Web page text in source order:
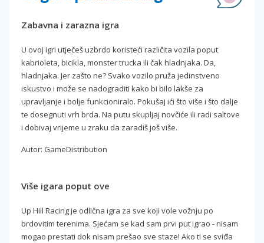
Zabavna i zarazna igra
U ovoj igri utječeš uzbrdo koristeći različita vozila poput
kabrioleta, bicikla, monster trucka ili čak hladnjaka. Da,
hladnjaka. Jer zašto ne? Svako vozilo pruža jedinstveno
iskustvo i može se nadograditi kako bi bilo lakše za
upravljanje i bolje funkcioniralo. Pokušaj ići što više i što dalje
te dosegnuti vrh brda. Na putu skupljaj novčiće ili radi saltove
i dobivaj vrijeme u zraku da zaradiš još više.
Autor: GameDistribution
Više igara poput ove
Up Hill Racing je odlična igra za sve koji vole vožnju po
brdovitim terenima. Sjećam se kad sam prvi put igrao - nisam
mogao prestati dok nisam prešao sve staze! Ako ti se sviđa